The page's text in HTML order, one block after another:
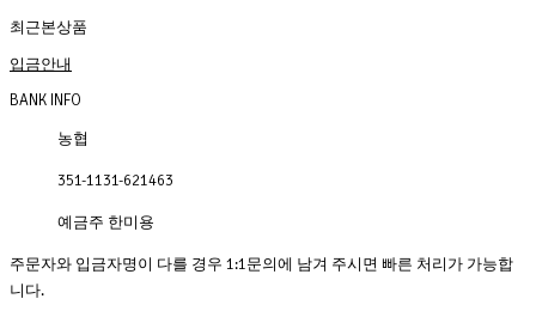
최근본상품
입금안내
BANK INFO
농협
351-1131-621463
예금주 한미용
주문자와 입금자명이 다를 경우 1:1문의에 남겨 주시면 빠른 처리가 가능합
니다.